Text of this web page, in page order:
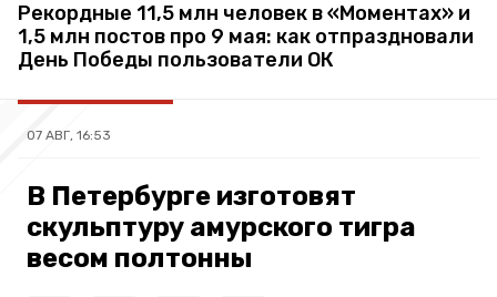
Рекордные 11,5 млн человек в «Моментах» и
1,5 млн постов про 9 мая: как отпраздновали
День Победы пользователи ОК
07 АВГ, 16:53
В Петербурге изготовят
скульптуру амурского тигра
весом полтонны